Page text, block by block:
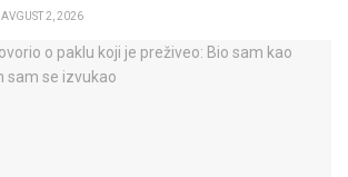
AVGUST 2, 2026